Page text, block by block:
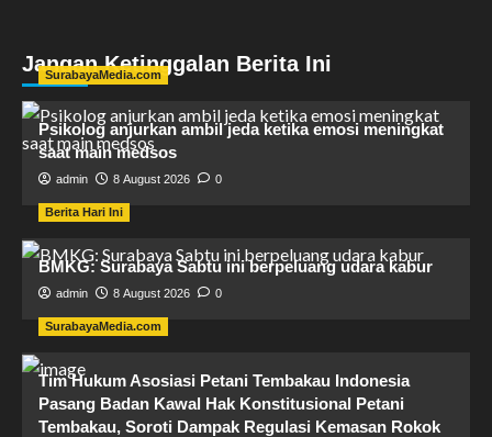
Jangan Ketinggalan Berita Ini
SurabayaMedia.com
Psikolog anjurkan ambil jeda ketika emosi meningkat
saat main medsos
admin 8 August 2026 0
Berita Hari Ini
BMKG: Surabaya Sabtu ini berpeluang udara kabur
admin 8 August 2026 0
SurabayaMedia.com
Tim Hukum ​Asosiasi Petani Tembakau Indonesia
Pasang Badan Kawal Hak Konstitusional Petani
Tembakau, Soroti Dampak Regulasi Kemasan Rokok